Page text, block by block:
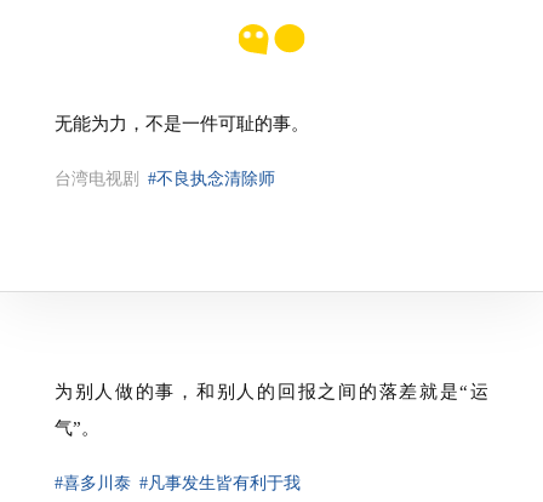
无能为力，不是一件可耻的事。
台湾电视剧 #不良执念清除师
为别人做的事，和别人的回报之间的落差就是“运
气”。
#喜多川泰 #凡事发生皆有利于我